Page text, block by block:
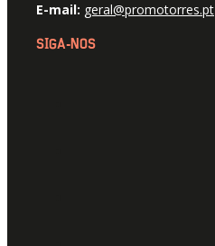
E-mail: geral@promotorres.pt
SIGA-NOS